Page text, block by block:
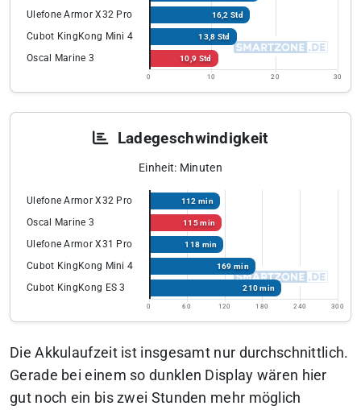
Ulefone Armor X32 Pro 16,2 Std
Cubot KingKong Mini 4 13,8 Std
Oscal Marine 3 10,9 Std
0 10 20 30
Ladegeschwindigkeit
Einheit: Minuten
Ulefone Armor X32 Pro 112 min
Oscal Marine 3 115 min
Ulefone Armor X31 Pro 118 min
Cubot KingKong Mini 4 169 min
Cubot KingKong ES 3 210 min
0 60 120 180 240 300
Die Akkulaufzeit ist insgesamt nur durchschnittlich.
Gerade bei einem so dunklen Display wären hier
gut noch ein bis zwei Stunden mehr möglich